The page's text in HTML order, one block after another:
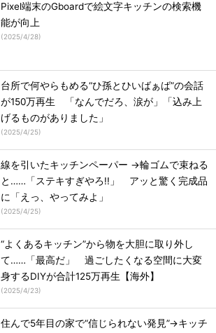
Pixel端末のGboardで絵文字キッチンの検索機
能が向上
(2025/4/28)
台所で何やらもめる“ひ孫とひいばぁば”の会話
が150万再生 「なんでだろ、涙が」「込み上
げるものがありました」
(2025/4/25)
線を引いたキッチンペーパー →輪ゴムで束ねる
と……「ステキすぎやろ!!」 アッと驚く完成品
に「えっ、やってみよ」
(2025/4/25)
“よくあるキッチン”から物を大胆に取り外し
て……「最高だ」 過ごしたくなる空間に大変
身するDIYが合計125万再生【海外】
(2025/4/23)
住んで5年目の家で“信じられない発見”→キッチ